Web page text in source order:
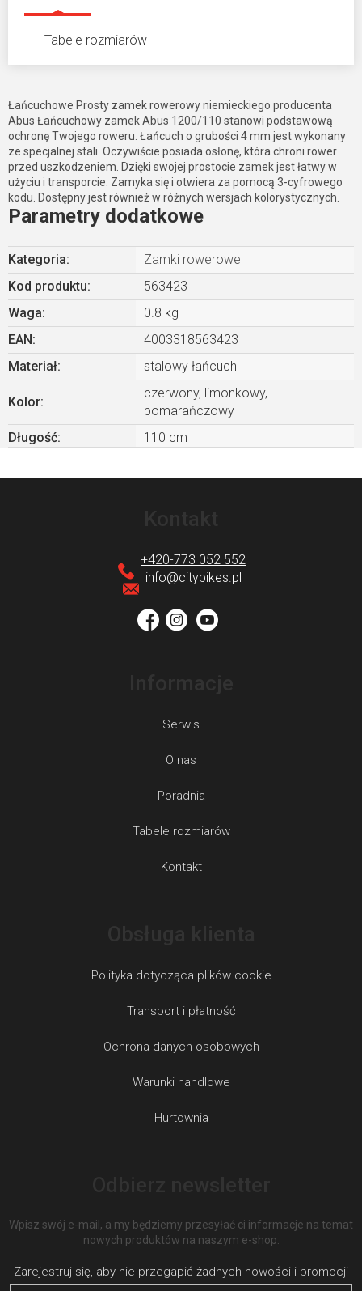
Tabele rozmiarów
Łańcuchowe Prosty zamek rowerowy niemieckiego producenta
Abus Łańcuchowy zamek Abus 1200/110 stanowi podstawową
ochronę Twojego roweru. Łańcuch o grubości 4 mm jest wykonany
ze specjalnej stali. Oczywiście posiada osłonę, która chroni rower
przed uszkodzeniem. Dzięki swojej prostocie zamek jest łatwy w
użyciu i transporcie. Zamyka się i otwiera za pomocą 3-cyfrowego
kodu. Dostępny jest również w różnych wersjach kolorystycznych.
Parametry dodatkowe
Kategoria:
Zamki rowerowe
Kod produktu:
563423
Waga:
0.8 kg
EAN:
4003318563423
Materiał: stalowy łańcuch
Kolor:
czerwony, limonkowy,
pomarańczowy
Długość: 110 cm
info@citybikes.pl
+420-773 052 552
Serwis
O nas
Poradnia
Tabele rozmiarów
Kontakt
Polityka dotycząca plików cookie
Transport i płatność
Ochrona danych osobowych
Warunki handlowe
Hurtownia
Wpisz swój e-mail, a my będziemy przesyłać ci informacje na temat
nowych produktów na naszym e-shop.